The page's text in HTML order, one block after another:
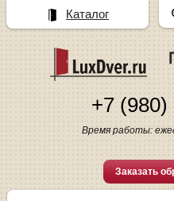
+7 (980)
Время работы:
Заказать
Каталог